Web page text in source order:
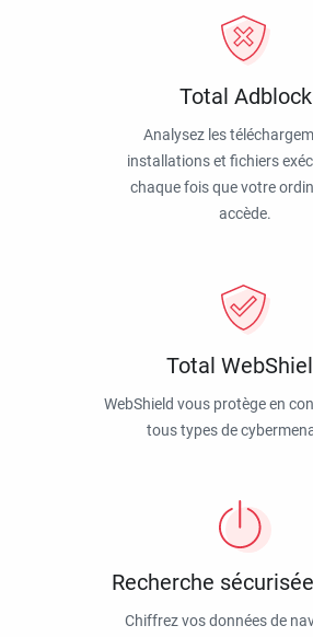
Total Adblock
Analysez les
installations et fichiers
chaque fois que votre
accède.
Total
WebShield vous protège en
tous types de
Recherche
Chiffrez vos données de